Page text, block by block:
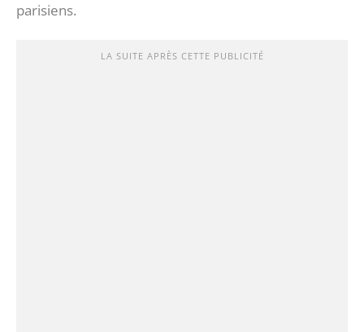
parisiens.
LA SUITE APRÈS CETTE PUBLICITÉ